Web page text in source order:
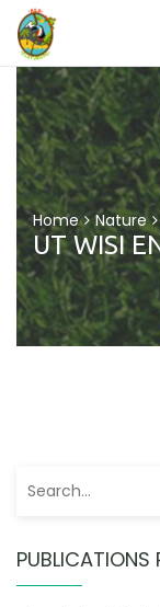
UT WISI
Home Nature
PUBLICATIONS